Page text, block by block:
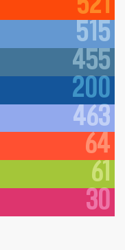
521
515
455
200
463
64
61
30